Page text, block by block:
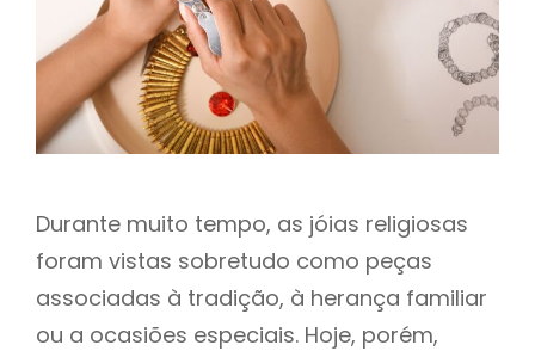
Durante muito tempo, as jóias religiosas
foram vistas sobretudo como peças
associadas à tradição, à herança familiar
ou a ocasiões especiais. Hoje, porém,